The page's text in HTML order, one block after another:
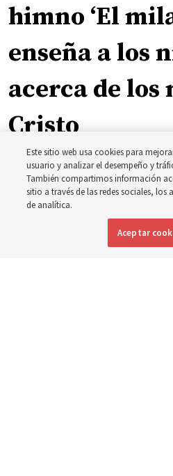
himno ‘El
enseña a los
acerca de los
Cristo
La inspiración que llevó a
himno ‘El milagro’
Este sitio web usa cookies para
usuario y analizar el desempeño y
También compartimos información
sitio a través de las redes sociales, los
de analítica.
Aceptar